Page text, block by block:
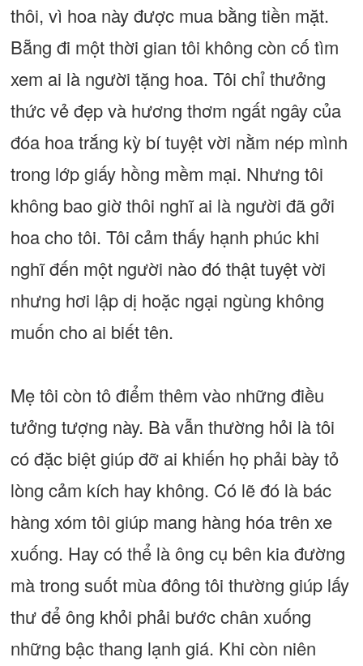
thôi, vì hoa này được mua bằng tiền mặt.
Bẵng đi một thời gian tôi không còn cố tìm
xem ai là người tặng hoa. Tôi chỉ thưởng
thức vẻ đẹp và hương thơm ngất ngây của
đóa hoa trắng kỳ bí tuyệt vời nằm nép mình
trong lớp giấy hồng mềm mại. Nhưng tôi
không bao giờ thôi nghĩ ai là người đã gởi
hoa cho tôi. Tôi cảm thấy hạnh phúc khi
nghĩ đến một người nào đó thật tuyệt vời
nhưng hơi lập dị hoặc ngại ngùng không
muốn cho ai biết tên.
Mẹ tôi còn tô điểm thêm vào những điều
tưởng tượng này. Bà vẫn thường hỏi là tôi
có đặc biệt giúp đỡ ai khiến họ phải bày tỏ
lòng cảm kích hay không. Có lẽ đó là bác
hàng xóm tôi giúp mang hàng hóa trên xe
xuống. Hay có thể là ông cụ bên kia đường
mà trong suốt mùa đông tôi thường giúp lấy
thư để ông khỏi phải bước chân xuống
những bậc thang lạnh giá. Khi còn niên